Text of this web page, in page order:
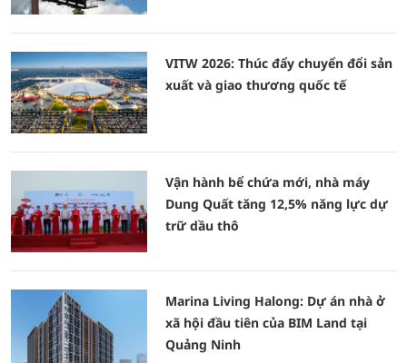
VITW 2026: Thúc đẩy chuyển đổi sản
xuất và giao thương quốc tế
Vận hành bể chứa mới, nhà máy
Dung Quất tăng 12,5% năng lực dự
trữ dầu thô
Marina Living Halong: Dự án nhà ở
xã hội đầu tiên của BIM Land tại
Quảng Ninh